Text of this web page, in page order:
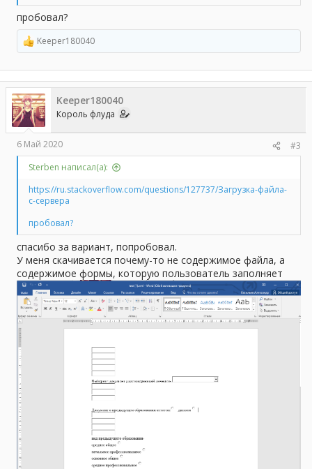
пробовал?
Р
е
а
к
ц
и
и
Keeper180040
Keeper180040
Король флуда
6 Май 2020
#3
Sterben написал(а):
https://ru.stackoverflow.com/questions/127737/Загрузка-файла-
с-сервера
пробовал?
спасибо за вариант, попробовал.
У меня скачивается почему-то не содержимое файла, а
содержимое формы, которую пользователь заполняет